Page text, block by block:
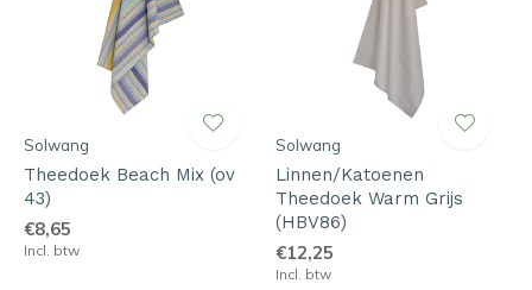
Solwang
Theedoek Beach Mix (ov
43)
€8,65
Incl. btw
Solwang
Linnen/Katoenen
Theedoek Warm Grijs
(HBV86)
€12,25
Incl. btw